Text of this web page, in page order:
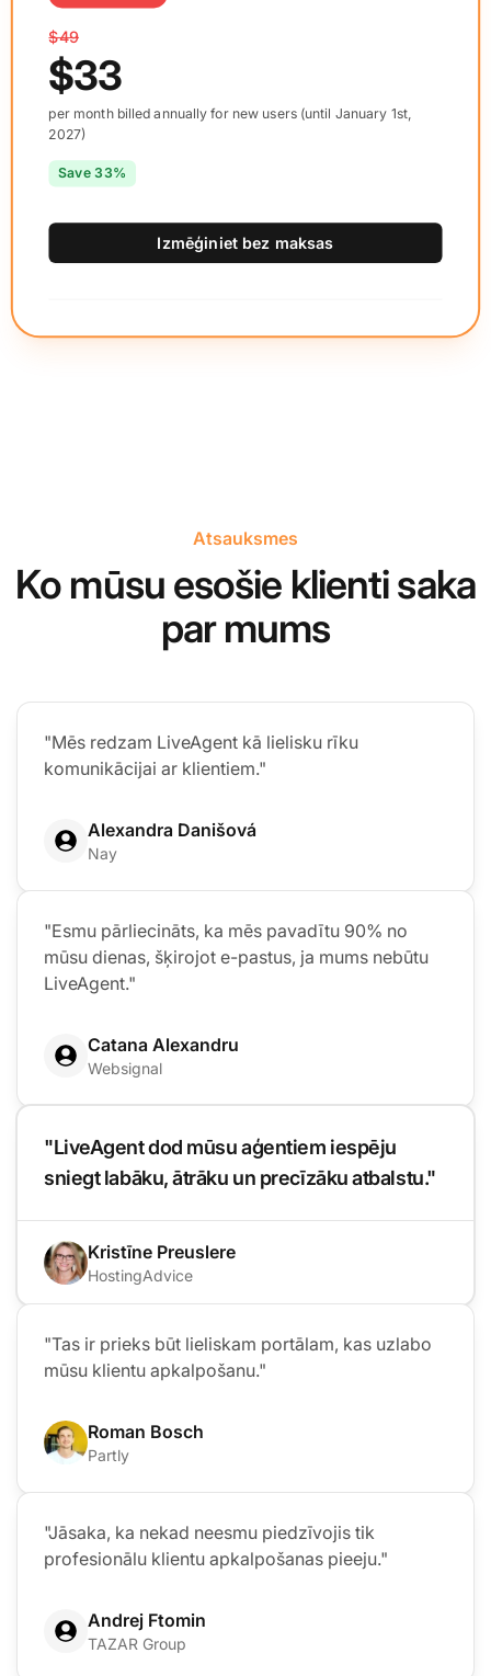
$49
$33
per month billed annually for new users (until January 1st,
2027)
Save 33%
Izmēģiniet bez maksas
Atsauksmes
Ko mūsu esošie klienti saka
par mums
"Mēs redzam LiveAgent kā lielisku rīku
komunikācijai ar klientiem."
Alexandra Danišová
Nay
"Esmu pārliecināts, ka mēs pavadītu 90% no
mūsu dienas, šķirojot e-pastus, ja mums nebūtu
LiveAgent."
Catana Alexandru
Websignal
"LiveAgent dod mūsu aģentiem iespēju
sniegt labāku, ātrāku un precīzāku atbalstu."
Kristīne Preuslere
HostingAdvice
"Tas ir prieks būt lieliskam portālam, kas uzlabo
mūsu klientu apkalpošanu."
Roman Bosch
Partly
"Jāsaka, ka nekad neesmu piedzīvojis tik
profesionālu klientu apkalpošanas pieeju."
Andrej Ftomin
TAZAR Group